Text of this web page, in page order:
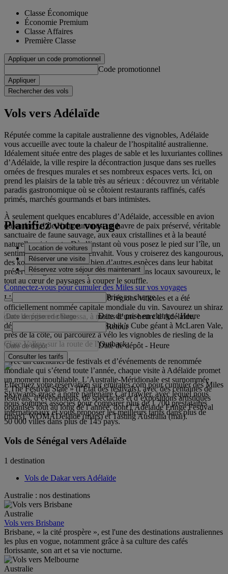
Classe Économique
Économie Premium
Classe Affaires
Première Classe
Appliquer un code promotionnel
Code promotionnel
Appliquer
Rechercher des vols
Vols vers Adélaïde
Réputée comme la capitale australienne des vignobles, Adélaïde
vous accueille avec toute la chaleur de l’hospitalité australienne.
Idéalement située entre des plages de sable et les luxuriantes collines
d’Adélaïde, la ville respire la décontraction jusque dans ses ruelles
ornées de fresques murales et ses nombreux espaces verts. Ici, on
prend les plaisirs de la table très au sérieux : découvrez un véritable
paradis gastronomique où se côtoient restaurants raffinés, cafés
primés, marchés gourmands et bars intimistes.
À seulement quelques encablures d’Adélaïde, accessible en avion
ou en ferry, l’île Kangourou est un havre de paix préservé, véritable
sanctuaire de faune sauvage, aux eaux cristallines et à la beauté
naturelle saisissante. Dès l’instant où vous posez le pied sur l’île, un
sentiment de détente vous envahit. Vous y croiserez des kangourous,
des koalas, des phoques et bien d’autres espèces dans leur habitat
préservé, dégusterez des spécialités et des vins locaux savoureux, le
tout au cœur de paysages à couper le souffle.
L’Australie-Méridionale abrite 18 régions viticoles et a été
officiellement nommée capitale mondiale du vin. Savourez un shiraz
dans la région de Barossa, à moins d’une heure d’Adélaïde,
dégustez un grand cru dans un Rubik’s Cube géant à McLaren Vale,
près de la côte, ou parcourez à vélo les vignobles de riesling de la
Clare Valley, sur la route de l’Outback.
Avec un calendrier de festivals et d’événements de renommée
mondiale qui s’étend toute l’année, chaque visite à Adélaïde promet
un moment inoubliable. L’Australie-Méridionale est surnommée
« The Festival State » (l’État des festivals), avec des centaines de
festivals, d’événements, de spectacles et d’expositions artistiques
organisés tout au long de l’année, dont l’Adelaide Fringe Festival
(mars), WOMADelaide (mars) et Tasting Australia (mai).
Planifiez votre voyage
Location de voitures
Réserver une visite
Réservez votre séjour dès maintenant
Connectez-vous pour cumuler des Miles sur vos voyages
Prise en charge
Date de prise en charge - Heure
Retour
Date de dépôt - Heure
Consulter les tarifs
Effectuez votre réservation sur emirates.com pour cumuler des Miles
Skywards grâce à notre partenaire CarTrawler, avec lequel nous
nous sommes associés pour comparer plus de 1 700 prestataires
internationaux et vous proposer les meilleurs tarifs dans plus de
50 000 villes dans plus de 145 pays.
Vols de Sénégal vers Adélaïde
1 destination
Vols de Dakar vers Adélaïde
Australie : nos destinations
Australie
Vols vers Brisbane
Brisbane, « la cité prospère », est l'une des destinations australiennes
les plus en vogue, notamment grâce à sa culture des cafés
florissante, son art et sa vie nocturne.
Australie